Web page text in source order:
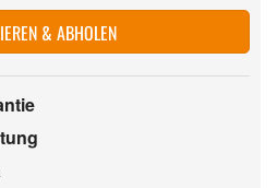
& ABHOLEN